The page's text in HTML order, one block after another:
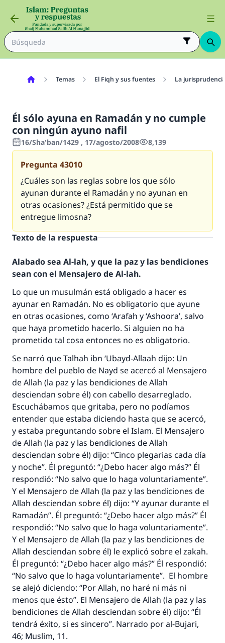
Temas El Fiqh y sus fuentes La
Él sólo ayuna en Ramadán y no cumple
con ningún ayuno nafil
16/Sha'ban/1429 , 17/agosto/2008 8,139
Pregunta 43010
¿Cuáles son las reglas sobre los que sólo
ayunan durante el Ramadán y no ayunan en
otras ocasiones? ¿Está permitido que se
entregue limosna?
Texto de la respuesta
Alabado sea Al-lah, y que la paz y las bendiciones
sean con el Mensajero de Al-lah.
Lo que un musulmán está obligado a hacer es
ayunar en Ramadán. No es obligatorio que ayune
en otras ocasiones, como ‘Arafah y ‘Ashoora’, salvo
que haya prometido hacerlo. Si alguien no ha
prometido tal cosa entonces no es obligatorio.
Se narró que Talhah ibn ‘Ubayd-Allaah dijo: Un
hombre del pueblo de Nayd se acercó al Mensajero
de Allah (la paz y las bendiciones de Allah
desciendan sobre él) con cabello desarreglado.
Escuchábamos que gritaba, pero no podíamos
entender que estaba diciendo hasta que se acercó,
y estaba preguntando sobre el Islam. El Mensajero
de Allah (la paz y las bendiciones de Allah
desciendan sobre él) dijo: “Cinco plegarias cada día
y noche”. Él preguntó: “¿Debo hacer algo más?” Él
respondió: “No salvo que lo haga voluntariamente”.
Y el Mensajero de Allah (la paz y las bendiciones de
Allah desciendan sobre él) dijo: “Y ayunar durante el
Ramadán”. Él preguntó: “¿Debo hacer algo más?” Él
respondió: “No salvo que lo haga voluntariamente”.
Y el Mensajero de Allah (la paz y las bendiciones de
Allah desciendan sobre él) le explicó sobre el zakah.
Él preguntó: “¿Debo hacer algo más?” Él respondió:
“No salvo que lo haga voluntariamente”. El hombre
se alejó diciendo: “Por Allah, no haré ni más ni
menos que ésto”. El Mensajero de Allah (la paz y las
bendiciones de Allah desciendan sobre él) dijo: “Él
tendrá éxito, si es sincero”. Narrado por al-Bujari,
46; Muslim, 11.